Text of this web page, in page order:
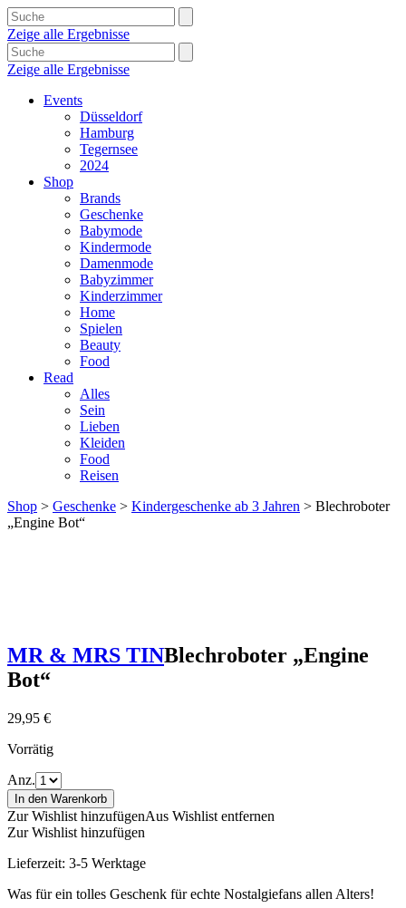
Zeige alle Ergebnisse
Zeige alle Ergebnisse
Events
Düsseldorf
Hamburg
Tegernsee
2024
Shop
Brands
Geschenke
Babymode
Kindermode
Damenmode
Babyzimmer
Kinderzimmer
Home
Spielen
Beauty
Food
Read
Alles
Sein
Lieben
Kleiden
Food
Reisen
Shop > Geschenke > Kindergeschenke ab 3 Jahren > Blechroboter
„Engine Bot“
MR & MRS TINBlechroboter „Engine
Bot“
29,95 €
Vorrätig
Anz.
In den Warenkorb
Zur Wishlist hinzufügenAus Wishlist entfernen
Zur Wishlist hinzufügen
Lieferzeit: 3-5 Werktage
Was für ein tolles Geschenk für echte Nostalgiefans allen Alters!